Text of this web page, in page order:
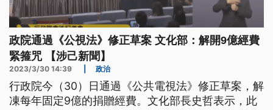
政院通過《公視法》修正草案 文化部：解開9億經費
緊箍咒 【涉己新聞】
2023/3/30 14:39 政治
行政院今（30）日通過《公共電視法》修正草案，解
凍每年固定9億的捐贈經費。文化部長史哲表示，此